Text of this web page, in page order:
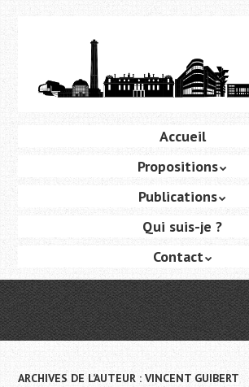
principal
au
Accueil
Propositions
Publications
Qui suis-je ?
Contact
ARCHIVES DE L’AUTEUR :VINCENT GUIBERT